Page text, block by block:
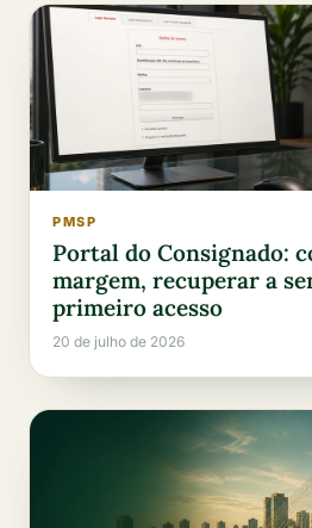
PMSP
Portal do Consignado:
margem, recuperar a
primeiro acesso
20 de julho de 2026